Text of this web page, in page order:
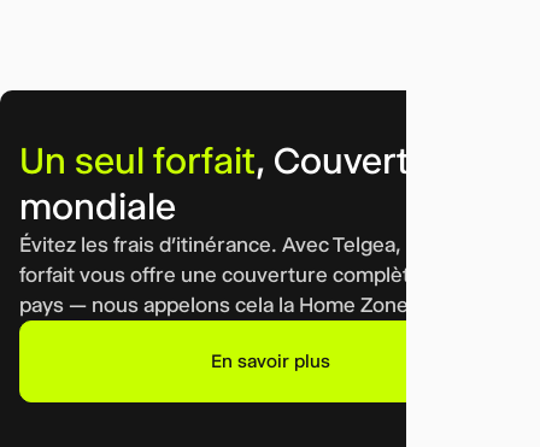
Un seul forfait, Couverture
mondiale
Évitez les frais d’itinérance. Avec Telgea, un seul
forfait vous offre une couverture complète dans 75
pays — nous appelons cela la Home Zone.
En savoir plus